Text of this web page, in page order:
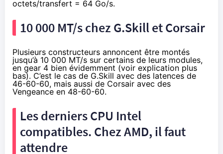
octets/transfert = 64 Go/s.
10 000 MT/s chez G.Skill et Corsair
Plusieurs constructeurs annoncent être montés
jusqu’à 10 000 MT/s sur certains de leurs modules,
en gear 4 bien évidemment (voir explication plus
bas). C’est le cas de G.Skill avec des latences de
46-60-60, mais aussi de Corsair avec des
Vengeance en 48-60-60.
Les derniers CPU Intel
compatibles. Chez AMD, il faut
attendre